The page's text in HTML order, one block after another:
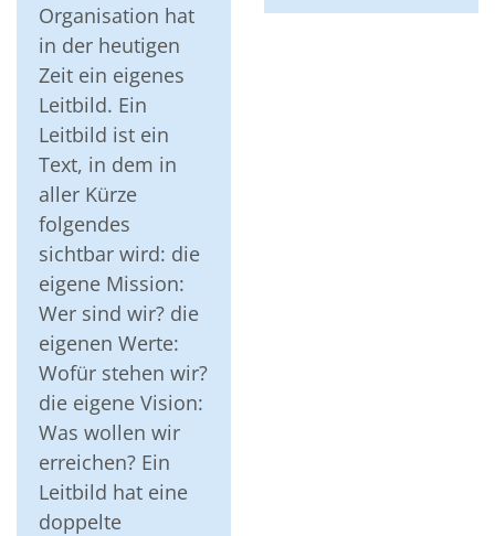
Organisation hat
in der heutigen
Zeit ein eigenes
Leitbild. Ein
Leitbild ist ein
Text, in dem in
aller Kürze
folgendes
sichtbar wird: die
eigene Mission:
Wer sind wir? die
eigenen Werte:
Wofür stehen wir?
die eigene Vision:
Was wollen wir
erreichen? Ein
Leitbild hat eine
doppelte